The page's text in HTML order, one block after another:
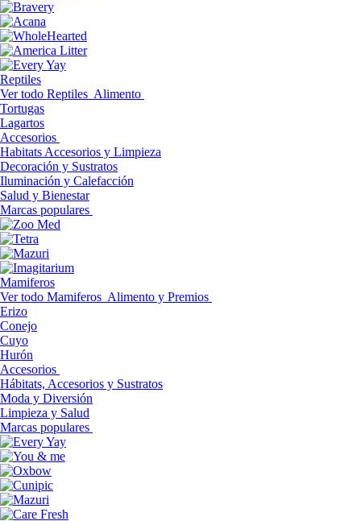
Reptiles
Ver todo Reptiles Alimento
Tortugas
Lagartos
Accesorios
Habitats Accesorios y Limpieza
Decoración y Sustratos
Iluminación y Calefacción
Salud y Bienestar
Marcas populares
Mamiferos
Ver todo Mamiferos Alimento y Premios
Erizo
Conejo
Cuyo
Hurón
Accesorios
Hábitats, Accesorios y Sustratos
Moda y Diversión
Limpieza y Salud
Marcas populares